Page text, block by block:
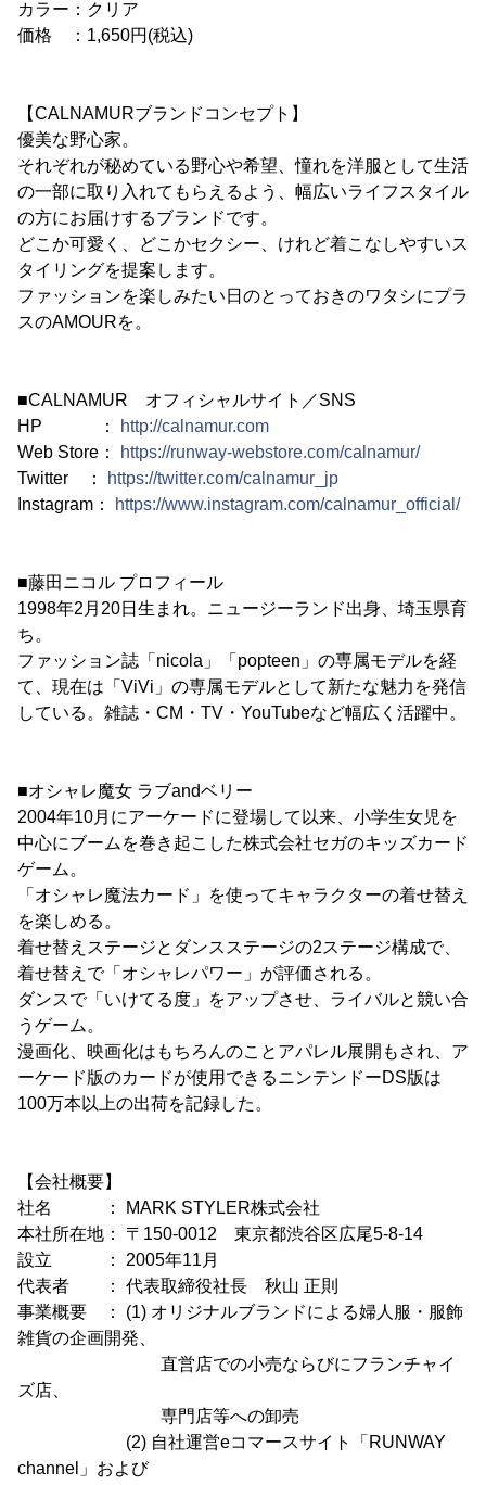
カラー：クリア
価格 ：1,650円(税込)
【CALNAMURブランドコンセプト】
優美な野心家。
それぞれが秘めている野心や希望、憧れを洋服として生活
の一部に取り入れてもらえるよう、幅広いライフスタイル
の方にお届けするブランドです。
どこか可愛く、どこかセクシー、けれど着こなしやすいス
タイリングを提案します。
ファッションを楽しみたい日のとっておきのワタシにプラ
スのAMOURを。
■CALNAMUR オフィシャルサイト／SNS
HP ：
http://calnamur.com
Web Store：
https://runway-webstore.com/calnamur/
Twitter ：
https://twitter.com/calnamur_jp
Instagram：
https://www.instagram.com/calnamur_official/
■藤田ニコル プロフィール
1998年2月20日生まれ。ニュージーランド出身、埼玉県育
ち。
ファッション誌「nicola」「popteen」の専属モデルを経
て、現在は「ViVi」の専属モデルとして新たな魅力を発信
している。雑誌・CM・TV・YouTubeなど幅広く活躍中。
■オシャレ魔女 ラブandベリー
2004年10月にアーケードに登場して以来、小学生女児を
中心にブームを巻き起こした株式会社セガのキッズカード
ゲーム。
「オシャレ魔法カード」を使ってキャラクターの着せ替え
を楽しめる。
着せ替えステージとダンスステージの2ステージ構成で、
着せ替えで「オシャレパワー」が評価される。
ダンスで「いけてる度」をアップさせ、ライバルと競い合
うゲーム。
漫画化、映画化はもちろんのことアパレル展開もされ、ア
ーケード版のカードが使用できるニンテンドーDS版は
100万本以上の出荷を記録した。
【会社概要】
社名 ： MARK STYLER株式会社
本社所在地： 〒150-0012 東京都渋谷区広尾5-8-14
設立 ： 2005年11月
代表者 ： 代表取締役社長 秋山 正則
事業概要 ： (1) オリジナルブランドによる婦人服・服飾
雑貨の企画開発、
直営店での小売ならびにフランチャイ
ズ店、
専門店等への卸売
(2) 自社運営eコマースサイト「RUNWAY
channel」および